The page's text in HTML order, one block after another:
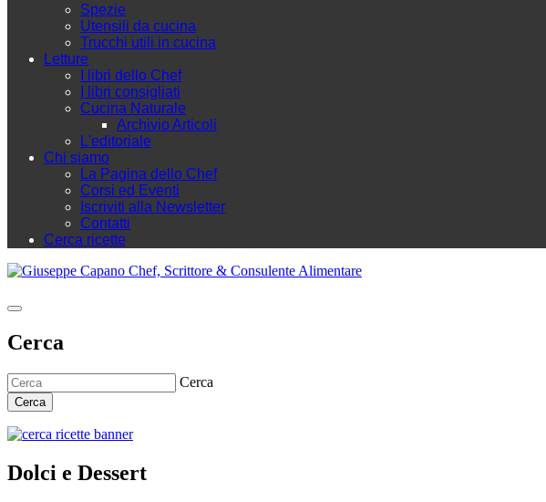
Spezie
Utensili da cucina
Trucchi utili in cucina
Letture
I libri dello Chef
I libri consigliati
Cucina Naturale
Archivio Articoli
L'editoriale
Chi siamo
La Pagina dello Chef
Corsi ed Eventi
Iscriviti alla Newsletter
Contatti
Cerca ricette
Cerca
Cerca
Cerca
Dolci e Dessert